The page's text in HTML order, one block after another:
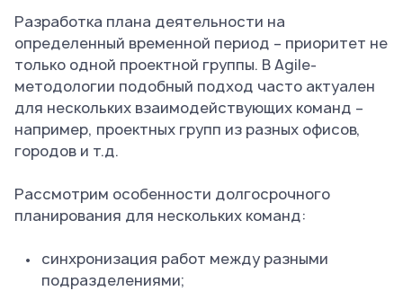
Разработка плана деятельности на
определенный временной период – приоритет не
только одной проектной группы. В Agile-
методологии подобный подход часто актуален
для нескольких взаимодействующих команд –
например, проектных групп из разных офисов,
городов и т.д.
Рассмотрим особенности долгосрочного
планирования для нескольких команд:
синхронизация работ между разными
подразделениями;